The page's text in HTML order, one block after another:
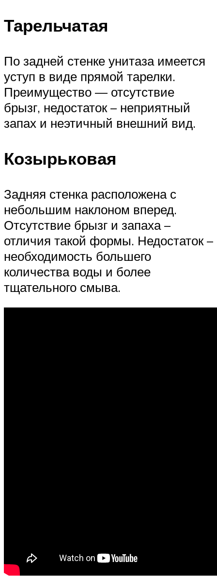
Тарельчатая
По задней стенке унитаза имеется
уступ в виде прямой тарелки.
Преимущество — отсутствие
брызг, недостаток – неприятный
запах и неэтичный внешний вид.
Козырьковая
Задняя стенка расположена с
небольшим наклоном вперед.
Отсутствие брызг и запаха –
отличия такой формы. Недостаток –
необходимость большего
количества воды и более
тщательного смыва.